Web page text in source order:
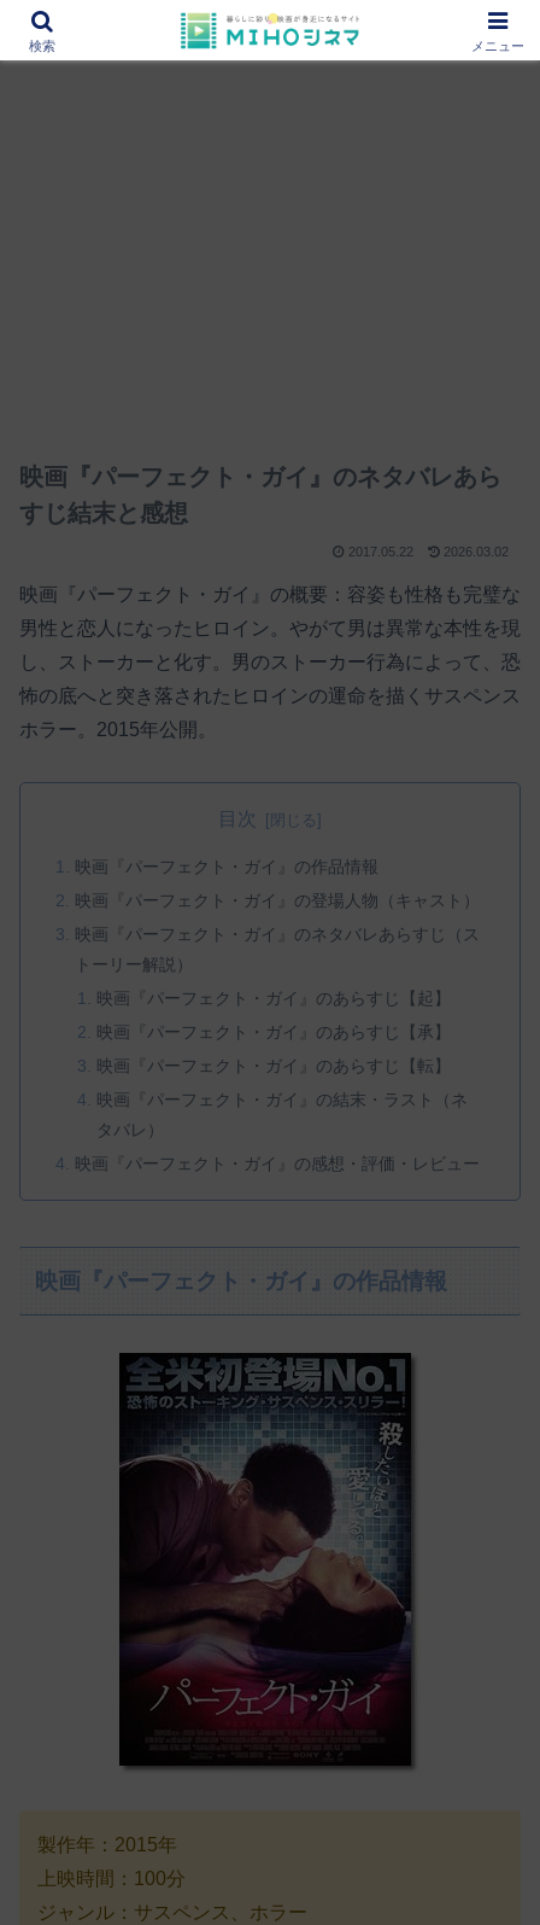
12000作品を紹介！あなたの映画図書館『MIHOシネマ』
映画『パーフェクト・ガイ』のネタバレあら
すじ結末と感想
2017.05.22 2026.03.02
映画『パーフェクト・ガイ』の概要：容姿も性格も完璧な
男性と恋人になったヒロイン。やがて男は異常な本性を現
し、ストーカーと化す。男のストーカー行為によって、恐
怖の底へと突き落されたヒロインの運命を描くサスペンス
ホラー。2015年公開。
目次
映画『パーフェクト・ガイ』の作品情報
映画『パーフェクト・ガイ』の登場人物（キャスト）
映画『パーフェクト・ガイ』のネタバレあらすじ（ス
トーリー解説）
映画『パーフェクト・ガイ』のあらすじ【起】
映画『パーフェクト・ガイ』のあらすじ【承】
映画『パーフェクト・ガイ』のあらすじ【転】
映画『パーフェクト・ガイ』の結末・ラスト（ネ
タバレ）
映画『パーフェクト・ガイ』の感想・評価・レビュー
映画『パーフェクト・ガイ』の作品情報
製作年：2015年
上映時間：100分
ジャンル：サスペンス、ホラー
検索 メニュー